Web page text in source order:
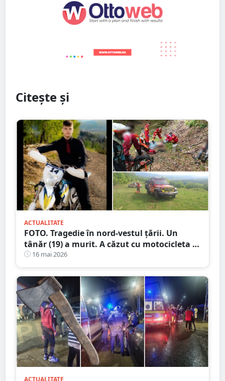
Citește și
ACTUALITATE
FOTO. Tragedie în nord-vestul țării. Un
tânăr (19) a murit. A căzut cu motocicleta în
prăpastie
16 mai 2026
ACTUALITATE